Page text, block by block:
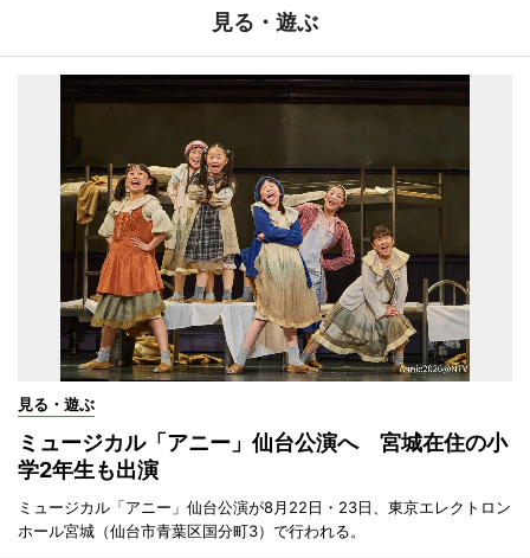
見る・遊ぶ
見る・遊ぶ
ミュージカル「アニー」仙台公演へ 宮城在住の小
学2年生も出演
ミュージカル「アニー」仙台公演が8月22日・23日、東京エレクトロン
ホール宮城（仙台市青葉区国分町3）で行われる。